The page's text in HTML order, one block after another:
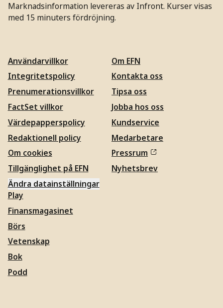
Marknadsinformation levereras av Infront. Kurser visas
med 15 minuters fördröjning.
Användarvillkor
Integritetspolicy
Prenumerationsvillkor
FactSet villkor
Värdepapperspolicy
Redaktionell policy
Om cookies
Tillgänglighet på EFN
Ändra datainställningar
Om EFN
Kontakta oss
Tipsa oss
Jobba hos oss
Kundservice
Medarbetare
Pressrum
Nyhetsbrev
Play
Finansmagasinet
Börs
Vetenskap
Bok
Podd